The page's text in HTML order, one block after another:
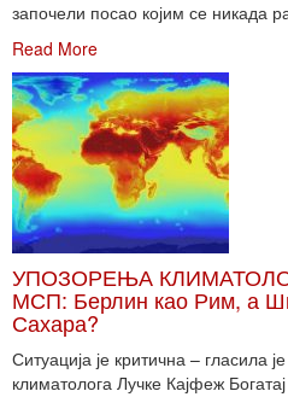
започели посао којим се никада
Read More
УПОЗОРЕЊА
МСП: Берлин као Рим, а
Сахара?
Ситуација је критична – гласила
климатолога Лучке Кајфеж